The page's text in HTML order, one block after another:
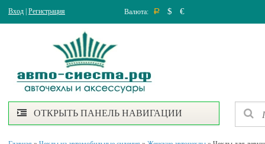
Вход Регистрация Валюта: Р $ €
ОТКРЫТЬ ПАНЕЛЬ НАВИГАЦИИ